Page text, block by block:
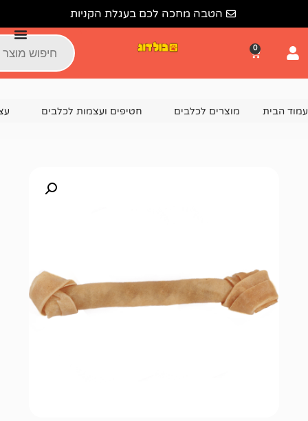
הטבה מחכה לכם בעגלת הקניות
לכלבים חטיפים ועצמות לכלבים עצמות לכלבים